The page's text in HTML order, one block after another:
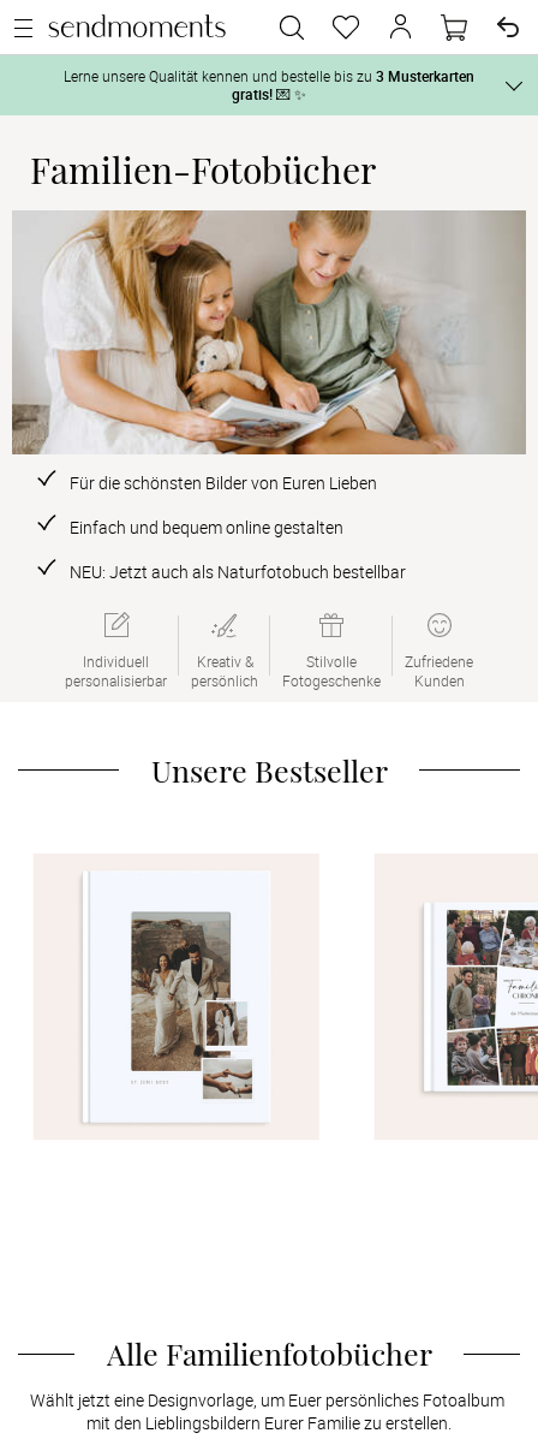
Lerne unsere Qualität kennen und bestelle bis zu 3 Musterkarten
gratis!💌 ✨
Und so geht‘s:
2. Aktiviere „kostenlose Musterkarte“ auf der jeweiligen
Produktseite und lasse Dir die Karten kostenlos per Post zusenden.
Familien-Fotobücher
Für die schönsten Bilder von Euren Lieben
Einfach und bequem online gestalten
NEU: Jetzt auch als Naturfotobuch bestellbar
Individuell
personalisierbar
Kreativ &
persönlich
Stilvolle
Fotogeschenke
Zufriedene
Kunden
Unsere Bestseller
Alle Familienfotobücher
Wählt jetzt eine Designvorlage, um Euer persönliches Fotoalbum
mit den Lieblingsbildern Eurer Familie zu erstellen.